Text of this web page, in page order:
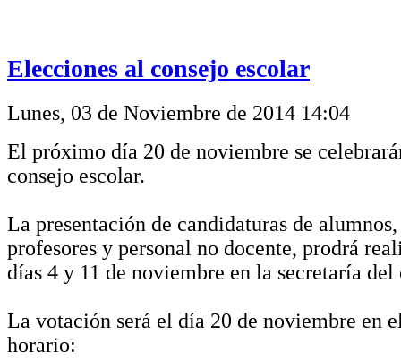
Elecciones al consejo escolar
Lunes, 03 de Noviembre de 2014 14:04
El próximo día 20 de noviembre se
consejo escolar.
La presentación de candidaturas de alumnos,
profesores y personal no docente, prodrá
días 4 y 11 de noviembre en la secretaría del
La votación será el día 20 de noviembre en
horario: